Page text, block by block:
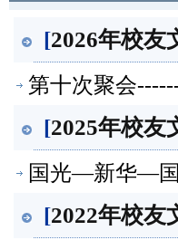
[2026年校友
第十次聚会
[2025年校友
国光—新华—国
[2022年校友